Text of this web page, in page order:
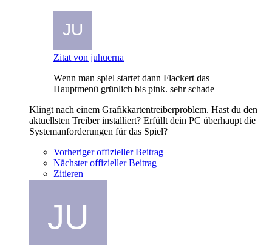
Zitat von juhuerna
Wenn man spiel startet dann Flackert das
Hauptmenü grünlich bis pink. sehr schade
Klingt nach einem Grafikkartentreiberproblem. Hast du den
aktuellsten Treiber installiert? Erfüllt dein PC überhaupt die
Systemanforderungen für das Spiel?
Vorheriger offizieller Beitrag
Nächster offizieller Beitrag
Zitieren